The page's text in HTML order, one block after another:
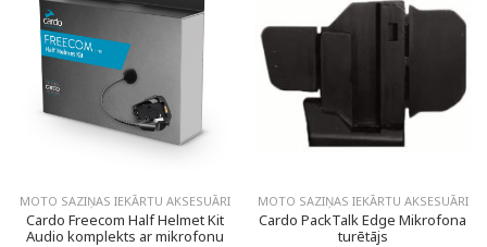
MOTO SAZIŅAS IEKĀRTU AKSESUĀRI
Cardo Freecom Half Helmet Kit
Audio komplekts ar mikrofonu
MOTO SAZIŅAS IEKĀRTU AKSESUĀRI
Cardo PackTalk Edge Mikrofona
turētājs